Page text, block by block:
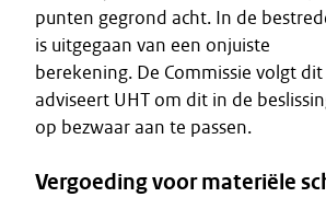
punten gegrond acht. In de
is uitgegaan van een onjuiste
berekening. De Commissie volgt
adviseert UHT om dit in de
op bezwaar aan te passen.
Vergoeding voor materiële